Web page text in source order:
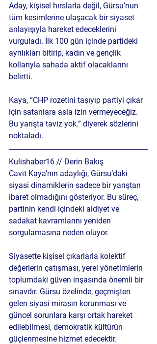
Aday, kişisel hırslarla değil, Gürsu’nun
tüm kesimlerine ulaşacak bir siyaset
anlayışıyla hareket edeceklerini
vurguladı. İlk 100 gün içinde partideki
ayrılıkları bitirip, kadın ve gençlik
kollarıyla sahada aktif olacaklarını
belirtti.
Kaya, “CHP rozetini taşıyıp partiyi çıkar
için satanlara asla izin vermeyeceğiz.
Bu yarışta taviz yok.” diyerek sözlerini
noktaladı.
Kulishaber16 // Derin Bakış
Cavit Kaya’nın adaylığı, Gürsu’daki
siyasi dinamiklerin sadece bir yarıştan
ibaret olmadığını gösteriyor. Bu süreç,
partinin kendi içindeki aidiyet ve
sadakat kavramlarını yeniden
sorgulamasına neden oluyor.
Siyasette kişisel çıkarlarla kolektif
değerlerin çatışması, yerel yönetimlerin
toplumdaki güven inşasında önemli bir
sınavdır. Gürsu özelinde, geçmişten
gelen siyasi mirasın korunması ve
güncel sorunlara karşı ortak hareket
edilebilmesi, demokratik kültürün
güçlenmesine hizmet edecektir.